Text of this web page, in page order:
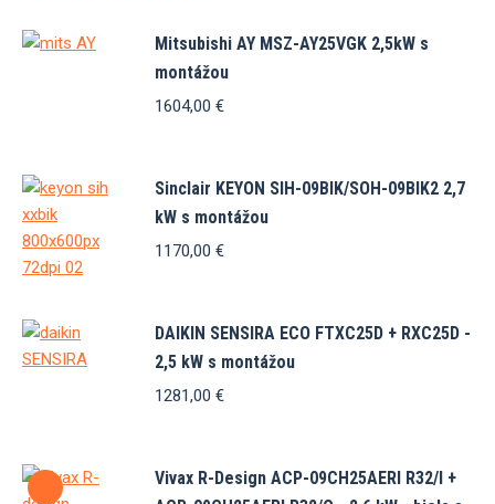
Mitsubishi AY MSZ-AY25VGK 2,5kW s
montážou
1604,00 €
Sinclair KEYON SIH-09BIK/SOH-09BIK2 2,7
kW s montážou
1170,00 €
DAIKIN SENSIRA ECO FTXC25D + RXC25D -
2,5 kW s montážou
1281,00 €
Vivax R-Design ACP-09CH25AERI R32/I +